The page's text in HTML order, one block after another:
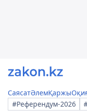
СаясатӘлемҚаржы
#Референдум-2026